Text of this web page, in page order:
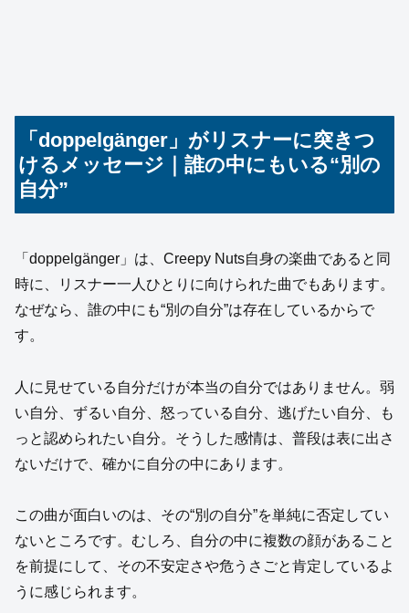
「doppelgänger」がリスナーに突きつ
けるメッセージ｜誰の中にもいる“別の
自分”
「doppelgänger」は、Creepy Nuts自身の楽曲であると同
時に、リスナー一人ひとりに向けられた曲でもあります。
なぜなら、誰の中にも“別の自分”は存在しているからで
す。
人に見せている自分だけが本当の自分ではありません。弱
い自分、ずるい自分、怒っている自分、逃げたい自分、も
っと認められたい自分。そうした感情は、普段は表に出さ
ないだけで、確かに自分の中にあります。
この曲が面白いのは、その“別の自分”を単純に否定してい
ないところです。むしろ、自分の中に複数の顔があること
を前提にして、その不安定さや危うさごと肯定しているよ
うに感じられます。